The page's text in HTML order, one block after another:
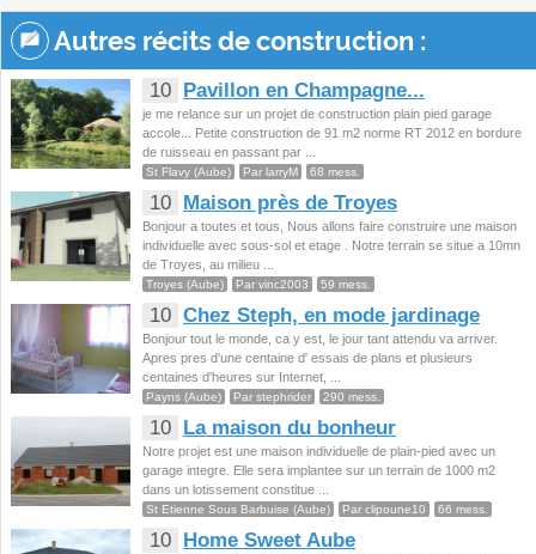
Autres récits de construction :
10 Pavillon en Champagne...
je me relance sur un projet de construction plain pied garage
accole... Petite construction de 91 m2 norme RT 2012 en bordure
de ruisseau en passant par ...
St Flavy (Aube) Par larryM 68 mess.
10 Maison près de Troyes
Bonjour a toutes et tous, Nous allons faire construire une maison
individuelle avec sous-sol et etage . Notre terrain se situe a 10mn
de Troyes, au milieu ...
Troyes (Aube) Par vinc2003 59 mess.
10 Chez Steph, en mode jardinage
Bonjour tout le monde, ca y est, le jour tant attendu va arriver.
Apres pres d'une centaine d' essais de plans et plusieurs
centaines d'heures sur Internet, ...
Payns (Aube) Par stephrider 290 mess.
10 La maison du bonheur
Notre projet est une maison individuelle de plain-pied avec un
garage integre. Elle sera implantee sur un terrain de 1000 m2
dans un lotissement constitue ...
St Etienne Sous Barbuise (Aube) Par clipoune10 66 mess.
10 Home Sweet Aube